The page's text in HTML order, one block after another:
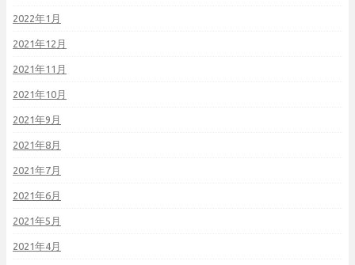
2022年1月
2021年12月
2021年11月
2021年10月
2021年9月
2021年8月
2021年7月
2021年6月
2021年5月
2021年4月